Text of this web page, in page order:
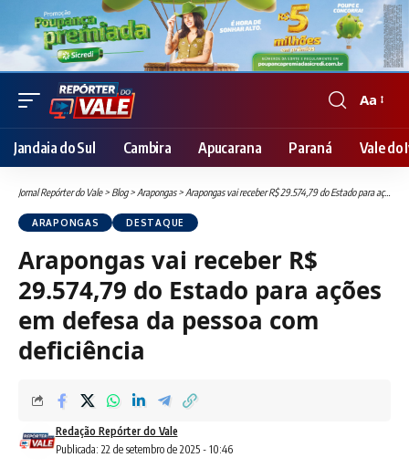
Font
Resizer
Aa
Jandaia do Sul Cambira Apucarana Paraná Vale do
Jornal Repórter do Vale> Blog>Arapongas>Arapongas vai receber R$ 29.574,79 do Estado para ações em defesa da pessoa com deficiência
ARAPONGAS DESTAQUE
Arapongas vai receber R$
29.574,79 do Estado para ações
em defesa da pessoa com
deficiência
Publicada: 22 de setembro de 2025 - 10:46
Redação Repórter do Vale